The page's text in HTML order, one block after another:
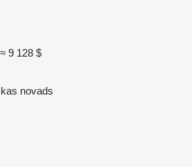
≈ 9 128 $
novads